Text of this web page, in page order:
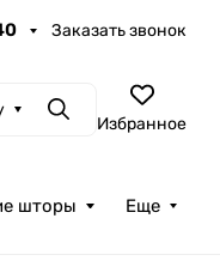
Заказать звонок
ПоискИзбранное
шторы Еще